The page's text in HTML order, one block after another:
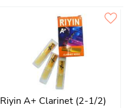
Riyin A+ Clarinet (2-1/2)